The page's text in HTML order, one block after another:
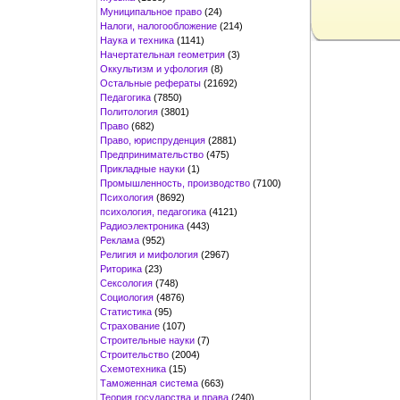
Муниципальное право (24)
Налоги, налогообложение (214)
Наука и техника (1141)
Начертательная геометрия (3)
Оккультизм и уфология (8)
Остальные рефераты (21692)
Педагогика (7850)
Политология (3801)
Право (682)
Право, юриспруденция (2881)
Предпринимательство (475)
Прикладные науки (1)
Промышленность, производство (7100)
Психология (8692)
психология, педагогика (4121)
Радиоэлектроника (443)
Реклама (952)
Религия и мифология (2967)
Риторика (23)
Сексология (748)
Социология (4876)
Статистика (95)
Страхование (107)
Строительные науки (7)
Строительство (2004)
Схемотехника (15)
Таможенная система (663)
Теория государства и права (240)